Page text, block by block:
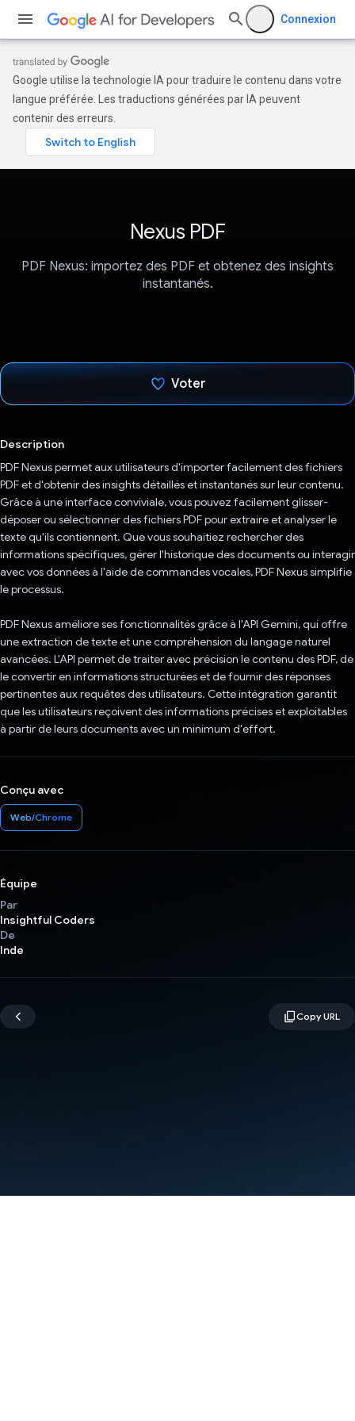
Connexion
Google utilise la technologie IA pour traduire le contenu dans votre
langue préférée. Les traductions générées par IA peuvent
contenir des erreurs.
Nexus PDF
PDF Nexus: importez des PDF et obtenez des insights
instantanés.
Voter
Description
PDF Nexus permet aux utilisateurs d'importer facilement des fichiers
PDF et d'obtenir des insights détaillés et instantanés sur leur contenu.
Grâce à une interface conviviale, vous pouvez facilement glisser-
déposer ou sélectionner des fichiers PDF pour extraire et analyser le
texte qu'ils contiennent. Que vous souhaitiez rechercher des
informations spécifiques, gérer l'historique des documents ou interagir
avec vos données à l'aide de commandes vocales, PDF Nexus simplifie
le processus.
PDF Nexus améliore ses fonctionnalités grâce à l'API Gemini, qui offre
une extraction de texte et une compréhension du langage naturel
avancées. L'API permet de traiter avec précision le contenu des PDF, de
le convertir en informations structurées et de fournir des réponses
pertinentes aux requêtes des utilisateurs. Cette intégration garantit
que les utilisateurs reçoivent des informations précises et exploitables
à partir de leurs documents avec un minimum d'effort.
Conçu avec
Web/Chrome
Équipe
Par
Insightful Coders
De
Inde